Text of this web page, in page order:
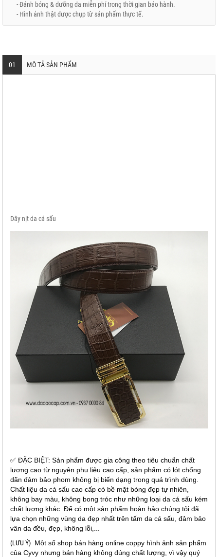
- Đánh bóng & dưỡng da miễn phí trong thời gian bảo hành.
- Hình ảnh thật được chụp từ sản phẩm thực tế.
01 MÔ TẢ SẢN PHẨM
Dây nịt da cá sấu
✅ ĐẶC BIỆT: Sản phẩm được gia công theo tiêu chuẩn chất
lượng cao từ nguyên phụ liệu cao cấp, sản phẩm có lót chống
dãn đảm bảo phom không bị biến dạng trong quá trình dùng.
Chất liệu da cá sấu cao cấp có bề mặt bóng đẹp tự nhiên,
không bay màu, không bong tróc như những loại da cá sấu kém
chất lượng khác. Để có một sản phẩm hoàn hảo chúng tôi đã
lựa chọn những vùng da đẹp nhất trên tấm da cá sấu, đảm bảo
vân da đều, đẹp, không lỗi,...
(LƯU Ý) Một số shop bán hàng online coppy hình ảnh sản phẩm
của Cyvy nhưng bán hàng không đúng chất lượng, vì vậy quý